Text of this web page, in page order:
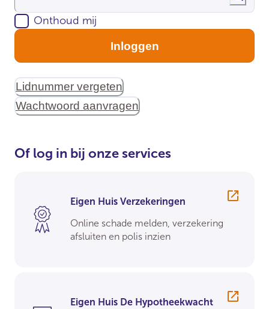
Onthoud mij
Inloggen
Lidnummer vergeten
Wachtwoord aanvragen
Of log in bij onze services
Eigen Huis Verzekeringen
Online schade melden, verzekering
afsluiten en polis inzien
Eigen Huis De Hypotheekwacht